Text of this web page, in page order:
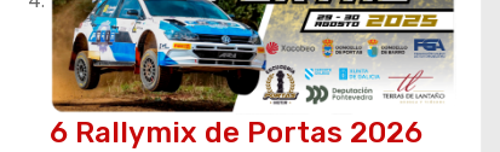
6 Rallymix de Portas 2026